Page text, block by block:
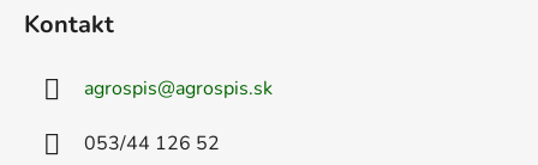
Kontakt
agrospis@agrospis.sk
053/44 126 52